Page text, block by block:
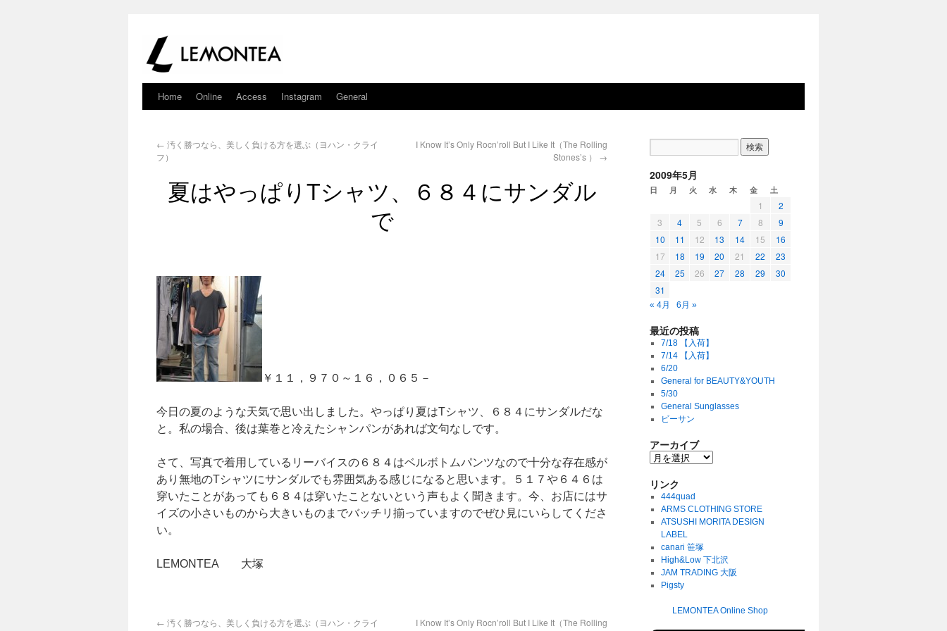
Home Online Access Instagram General
← 汚く勝つなら、美しく負ける方を選ぶ（ヨハン・クライ
フ）
I Know It’s Only Rocn’roll But I Like It（The Rolling
Stones’s ） →
夏はやっぱりTシャツ、６８４にサンダル
で
￥１１，９７０～１６，０６５－
今日の夏のような天気で思い出しました。やっぱり夏はTシャツ、６８４にサンダルだな
と。私の場合、後は葉巻と冷えたシャンパンがあれば文句なしです。
さて、写真で着用しているリーバイスの６８４はベルボトムパンツなので十分な存在感が
あり無地のTシャツにサンダルでも雰囲気ある感じになると思います。５１７や６４６は
穿いたことがあっても６８４は穿いたことないという声もよく聞きます。今、お店にはサ
イズの小さいものから大きいものまでバッチリ揃っていますのでぜひ見にいらしてくださ
い。
LEMONTEA 大塚
← 汚く勝つなら、美しく負ける方を選ぶ（ヨハン・クライ
I Know It’s Only Rocn’roll But I Like It（The Rolling
2009年5月
日 月 火 水 木 金 土
1
2
3
4 5 6 7 8
9
10
11 12 13 14 15
16
17
18 19 20 21 22
23
24
25 26 27 28 29
30
31
« 4月 6月 »
最近の投稿
7/18 【入荷】
7/14 【入荷】
6/20
General for BEAUTY&YOUTH
5/30
General Sunglasses
ビーサン
アーカイブ
リンク
444quad
ARMS CLOTHING STORE
ATSUSHI MORITA DESIGN
LABEL
canari 笹塚
High&Low 下北沢
JAM TRADING 大阪
Pigsty
LEMONTEA Online Shop